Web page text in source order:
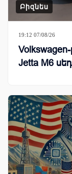
Բիզնես
19:12 07/08/26
Jetta M6